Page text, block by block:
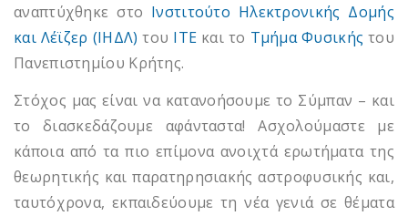
αναπτύχθηκε στο Ινστιτούτο Ηλεκτρονικής Δομής
και Λέϊζερ (ΙΗΔΛ) του ΙΤΕ και το Τμήμα Φυσικής του
Πανεπιστημίου Κρήτης.
Στόχος μας είναι να κατανοήσουμε το Σύμπαν – και
το διασκεδάζουμε αφάνταστα! Ασχολούμαστε με
κάποια από τα πιο επίμονα ανοιχτά ερωτήματα της
θεωρητικής και παρατηρησιακής αστροφυσικής και,
ταυτόχρονα, εκπαιδεύουμε τη νέα γενιά σε θέματα